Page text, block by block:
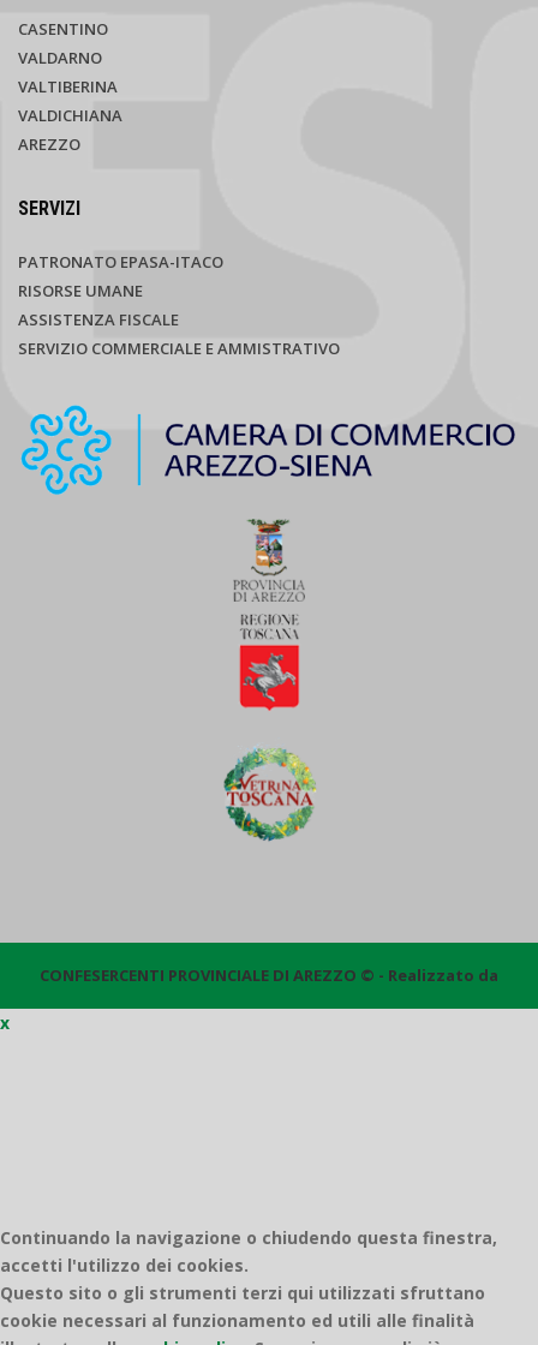
CASENTINO
VALDARNO
VALTIBERINA
VALDICHIANA
AREZZO
SERVIZI
PATRONATO EPASA-ITACO
RISORSE UMANE
ASSISTENZA FISCALE
SERVIZIO COMMERCIALE E AMMISTRATIVO
CONFESERCENTI PROVINCIALE DI AREZZO © - Realizzato da
x
Continuando la navigazione o chiudendo questa finestra,
accetti l'utilizzo dei cookies.
Questo sito o gli strumenti terzi qui utilizzati sfruttano
cookie necessari al funzionamento ed utili alle finalità